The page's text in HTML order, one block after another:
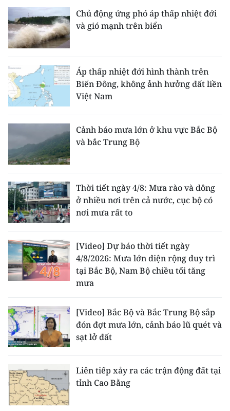
Chủ động ứng phó áp thấp nhiệt đới
và gió mạnh trên biển
Áp thấp nhiệt đới hình thành trên
Biển Đông, không ảnh hưởng đất liền
Việt Nam
Cảnh báo mưa lớn ở khu vực Bắc Bộ
và bắc Trung Bộ
Thời tiết ngày 4/8: Mưa rào và dông
ở nhiều nơi trên cả nước, cục bộ có
nơi mưa rất to
[Video] Dự báo thời tiết ngày
4/8/2026: Mưa lớn diện rộng duy trì
tại Bắc Bộ, Nam Bộ chiều tối tăng
mưa
[Video] Bắc Bộ và Bắc Trung Bộ sắp
đón đợt mưa lớn, cảnh báo lũ quét và
sạt lở đất
Liên tiếp xảy ra các trận động đất tại
tỉnh Cao Bằng